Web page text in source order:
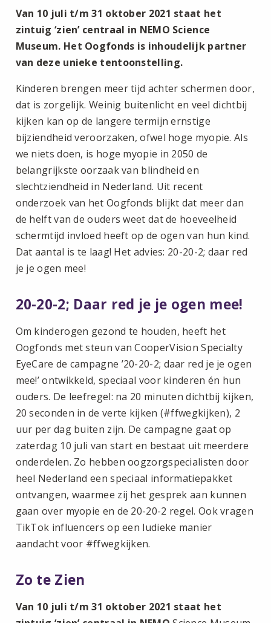
Van 10 juli t/m 31 oktober 2021 staat het
zintuig ‘zien’ centraal in NEMO Science
Museum. Het Oogfonds is inhoudelijk partner
van deze unieke tentoonstelling.
Kinderen brengen meer tijd achter schermen door,
dat is zorgelijk. Weinig buitenlicht en veel dichtbij
kijken kan op de langere termijn ernstige
bijziendheid veroorzaken, ofwel hoge myopie. Als
we niets doen, is hoge myopie in 2050 de
belangrijkste oorzaak van blindheid en
slechtziendheid in Nederland. Uit recent
onderzoek van het Oogfonds blijkt dat meer dan
de helft van de ouders weet dat de hoeveelheid
schermtijd invloed heeft op de ogen van hun kind.
Dat aantal is te laag! Het advies: 20-20-2; daar red
je je ogen mee!
20-20-2; Daar red je je ogen mee!
Om kinderogen gezond te houden, heeft het
Oogfonds met steun van CooperVision Specialty
EyeCare de campagne ’20-20-2; daar red je je ogen
mee!’ ontwikkeld, speciaal voor kinderen én hun
ouders. De leefregel: na 20 minuten dichtbij kijken,
20 seconden in de verte kijken (#ffwegkijken), 2
uur per dag buiten zijn. De campagne gaat op
zaterdag 10 juli van start en bestaat uit meerdere
onderdelen. Zo hebben oogzorgspecialisten door
heel Nederland een speciaal informatiepakket
ontvangen, waarmee zij het gesprek aan kunnen
gaan over myopie en de 20-20-2 regel. Ook vragen
TikTok influencers op een ludieke manier
aandacht voor #ffwegkijken.
Zo te Zien
Van 10 juli t/m 31 oktober 2021 staat het